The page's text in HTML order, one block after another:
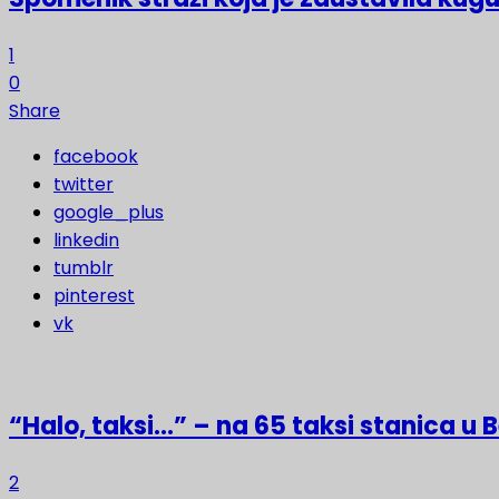
1
0
Share
facebook
twitter
google_plus
linkedin
tumblr
pinterest
vk
“Halo, taksi…” – na 65 taksi stanica u
2